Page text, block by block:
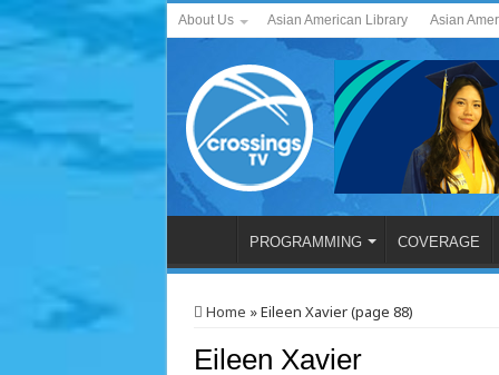
About Us Asian American Library Asian
PROGRAMMING COVERAGE
Home »Eileen Xavier (page 88)
Eileen Xavier